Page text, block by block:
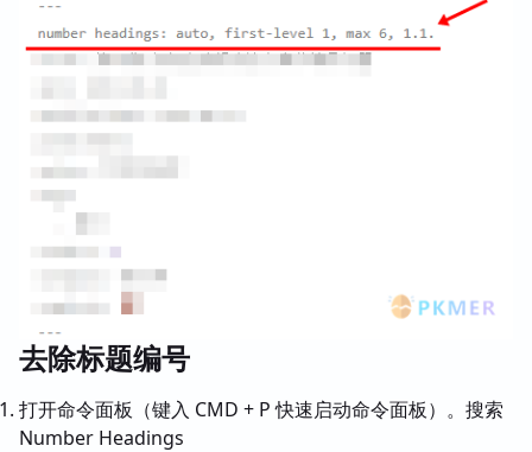
去除标题编号
打开命令面板（键入 CMD + P 快速启动命令面板）。搜索
Number Headings